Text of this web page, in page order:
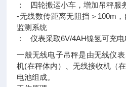
： 四轮搬运小车，增加吊秤服
-无线数传距离无阻挡＞100m
监测系统
： 仪表采取6V/4AH镍氢可充
一般无线电子吊秤是由无线仪
机(在秤体内）、无线接收机（
电池组成。